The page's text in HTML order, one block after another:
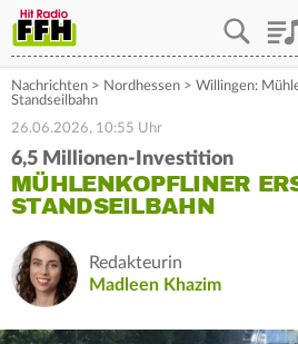
Nachrichten > Nordhessen > Willingen:
Standseilbahn
26.06.2026, 10:55 Uhr
6,5 Millionen-Investition
MÜHLENKOPFLINER
STANDSEILBAHN
Redakteurin
Madleen Khazim